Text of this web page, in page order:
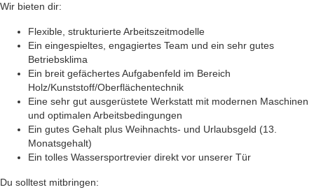
Wir bieten dir:
Flexible, strukturierte Arbeitszeitmodelle
Ein eingespieltes, engagiertes Team und ein sehr gutes
Betriebsklima
Ein breit gefächertes Aufgabenfeld im Bereich
Holz/Kunststoff/Oberflächentechnik
Eine sehr gut ausgerüstete Werkstatt mit modernen Maschinen
und optimalen Arbeitsbedingungen
Ein gutes Gehalt plus Weihnachts- und Urlaubsgeld (13.
Monatsgehalt)
Ein tolles Wassersportrevier direkt vor unserer Tür
Du solltest mitbringen: